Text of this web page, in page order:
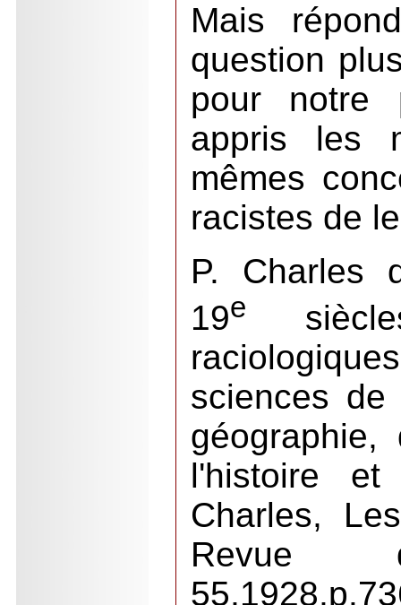
Mais
question
pour notre
appris les
mêmes
racistes de
P. Charles
19e
sciences
l'histoire
Charles,
Revue